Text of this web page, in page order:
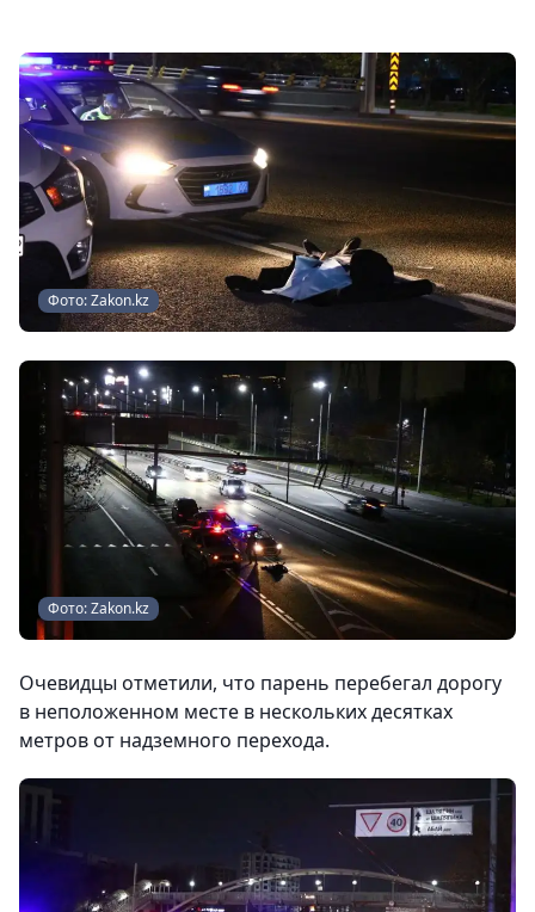
Фото: Zakon.kz
Фото: Zakon.kz
Очевидцы отметили, что парень перебегал дорогу
в неположенном месте в нескольких десятках
метров от надземного перехода.